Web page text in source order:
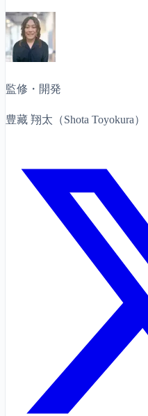
監修・開発
豊藏 翔太（Shota Toyokura）